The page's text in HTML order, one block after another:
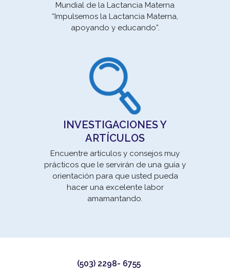
Mundial de la Lactancia Materna
“Impulsemos la Lactancia Materna,
apoyando y educando”.
INVESTIGACIONES Y
ARTÍCULOS
Encuentre artículos y consejos muy
prácticos que le servirán de una guía y
orientación para que usted pueda
hacer una excelente labor
amamantando.
(503) 2298- 6755